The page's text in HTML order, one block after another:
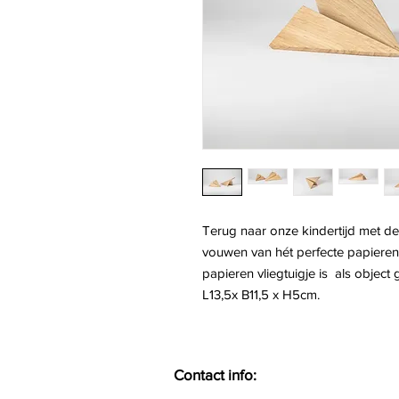
Terug naar onze kindertijd met
vouwen van hét perfecte
papieren vliegtuigje is als object
L13,5x B11,5 x H5cm.
Contact info: